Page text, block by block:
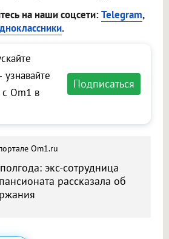
на наши соцсети:Telegram,
.
Om1 в
Подписаться
Om1.ru
экс-сотрудница
рассказала об